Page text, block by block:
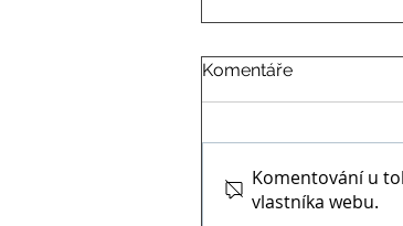
Komentáře
Komentování u
vlastníka webu.